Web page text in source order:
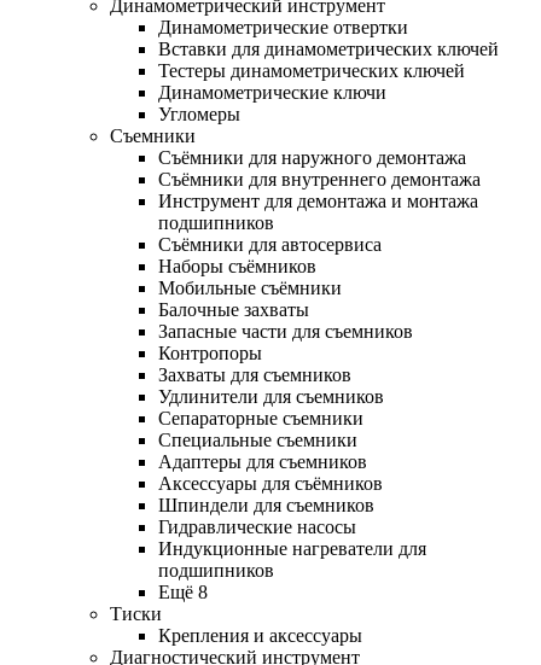
Динамометрический инструмент
Динамометрические отвертки
Вставки для динамометрических ключей
Тестеры динамометрических ключей
Динамометрические ключи
Угломеры
Съемники
Съёмники для наружного демонтажа
Съёмники для внутреннего демонтажа
Инструмент для демонтажа и монтажа
подшипников
Съёмники для автосервиса
Наборы съёмников
Мобильные съёмники
Балочные захваты
Запасные части для съемников
Контропоры
Захваты для съемников
Удлинители для съемников
Сепараторные съемники
Специальные съемники
Адаптеры для съемников
Аксессуары для съёмников
Шпиндели для съемников
Гидравлические насосы
Индукционные нагреватели для
подшипников
Ещё 8
Тиски
Крепления и аксессуары
Диагностический инструмент